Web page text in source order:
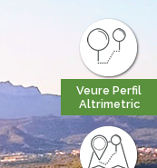
Veure Perfil
Altrimetric